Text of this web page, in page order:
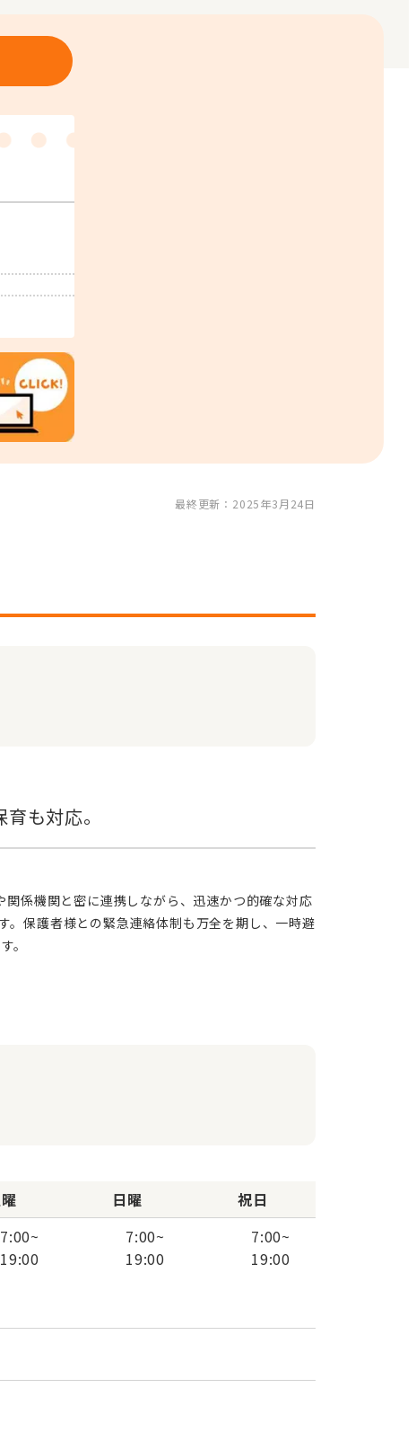
最終更新：2025年3月24日
。保護者様との緊急連絡体制も万全を期し、一時避
。
7:00~
19:00
日曜
7:00~
19:00
祝日
7:00~
19:00